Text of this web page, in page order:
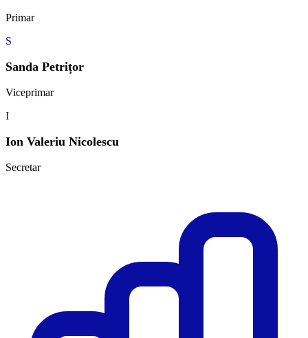
Primar
S
Sanda Petrițor
Viceprimar
I
Ion Valeriu Nicolescu
Secretar